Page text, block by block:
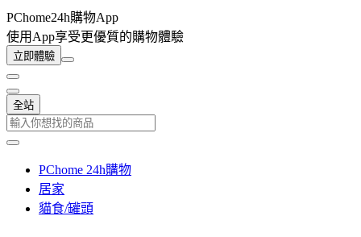
PChome24h購物App
使用App享受更優質的購物體驗
立即體驗
全站
PChome 24h購物
居家
貓食/罐頭